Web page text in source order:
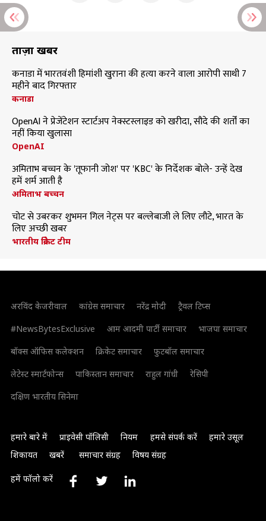
ताज़ा खबरें
कनाडा में भारतवंशी हिमांशी खुराना की हत्या करने वाला आरोपी साथी 7
महीने बाद गिरफ्तार
कनाडा
OpenAI ने प्रेजेंटेशन स्टार्टअप नेक्स्टस्लाइड को खरीदा, सौदे की शर्तों का
नहीं किया खुलासा
OpenAI
अमिताभ बच्चन के 'तूफानी जोश' पर 'KBC' के निर्देशक बोले- उन्हें देख
हमें शर्म आती है
अमिताभ बच्चन
चोट से उबरकर शुभमन गिल नेट्स पर बल्लेबाजी ले लिए लौटे, भारत के
लिए अच्छी खबर
भारतीय क्रिकेट टीम
अरविंद केजरीवाल कांग्रेस समाचार नरेंद्र मोदी
ट्रैवल टिप्स
#NewsBytesExclusive
आम आदमी पार्टी समाचार
भाजपा समाचार
बॉक्स ऑफिस कलेक्शन
क्रिकेट समाचार
फुटबॉल समाचार
लेटेस्ट स्मार्टफोन्स
पाकिस्तान समाचार राहुल गांधी
रेसिपी
दक्षिण भारतीय सिनेमा
हमारे बारे में प्राइवेसी पॉलिसी नियम हमसे संपर्क करें
हमारे उसूल
शिकायत
खबरें समाचार संग्रह विषय संग्रह
हमें फॉलो करें